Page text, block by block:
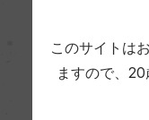
Wine Spectator 得点
このサイトは
ますので、 20